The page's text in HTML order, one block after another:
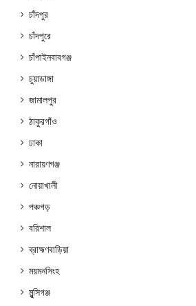
চাঁদপুর
চাঁদপুরে
চাঁপাইনবাবগঞ্জ
চুয়াডাঙ্গা
জামালপুর
ঠাকুরগাঁও
ঢাকা
নারায়ণগঞ্জ
নোয়াখালী
পঞ্চগড়
বরিশাল
ব্রাহ্মণবাড়িয়া
ময়মনসিংহ
মুন্সিগঞ্জ